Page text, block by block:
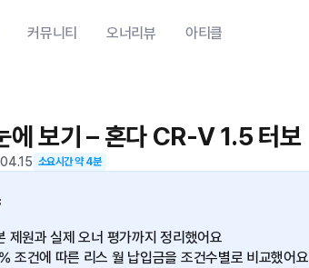
커뮤니티 오너리뷰 아티클
에 보기 – 혼다 CR-V 1.5 터보
소요시간 약4분
제원과 실제 오너 평가까지 정리했어요
조건에 따른 리스 월 납입금을 조건수별로 비교했어요